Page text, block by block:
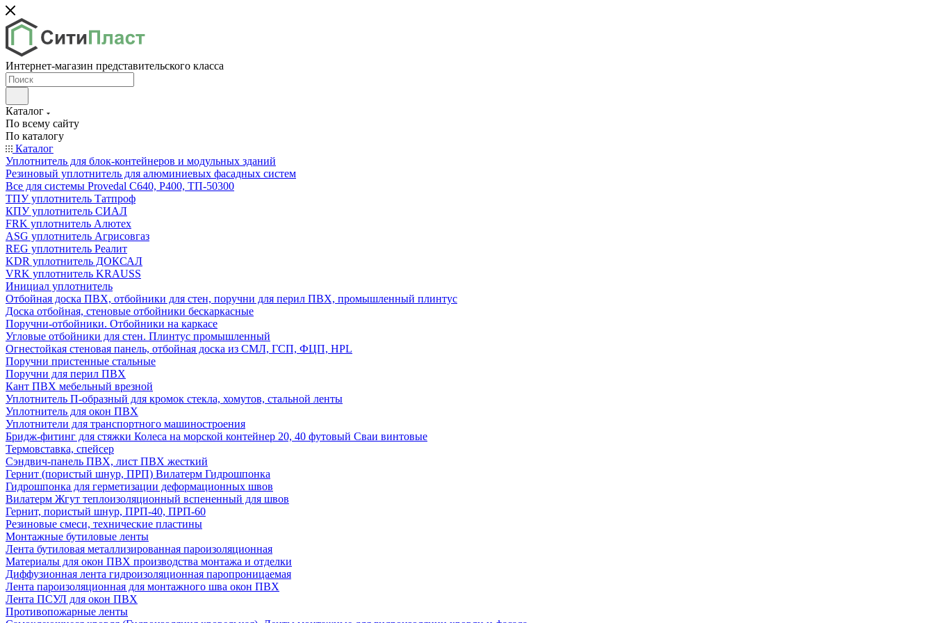
Интернет-магазин представительского класса
Каталог
По всему сайту
По каталогу
Каталог
Уплотнитель для блок-контейнеров и модульных зданий
Резиновый уплотнитель для алюминиевых фасадных систем
Все для системы Provedal С640, Р400, ТП-50300
ТПУ уплотнитель Татпроф
КПУ уплотнитель СИАЛ
FRK уплотнитель Алютех
ASG уплотнитель Агрисовгаз
REG уплотнитель Реалит
KDR уплотнитель ДОКСАЛ
VRK уплотнитель KRAUSS
Инициал уплотнитель
Отбойная доска ПВХ, отбойники для стен, поручни для перил ПВХ, промышленный плинтус
Доска отбойная, стеновые отбойники бескаркасные
Поручни-отбойники. Отбойники на каркасе
Угловые отбойники для стен. Плинтус промышленный
Огнестойкая стеновая панель, отбойная доска из СМЛ, ГСП, ФЦП, HPL
Поручни пристенные стальные
Поручни для перил ПВХ
Кант ПВХ мебельный врезной
Уплотнитель П-образный для кромок стекла, хомутов, стальной ленты
Уплотнитель для окон ПВХ
Уплотнители для транспортного машиностроения
Бридж-фитинг для стяжки Колеса на морской контейнер 20, 40 футовый Сваи винтовые
Термовставка, спейсер
Сэндвич-панель ПВХ, лист ПВХ жесткий
Гернит (пористый шнур, ПРП) Вилатерм Гидрошпонка
Гидрошпонка для герметизации деформационных швов
Вилатерм Жгут теплоизоляционный вспененный для швов
Гернит, пористый шнур, ПРП-40, ПРП-60
Резиновые смеси, технические пластины
Монтажные бутиловые ленты
Лента бутиловая металлизированная пароизоляционная
Материалы для окон ПВХ производства монтажа и отделки
Диффузионная лента гидроизоляционная паропроницаемая
Лента пароизоляционная для монтажного шва окон ПВХ
Лента ПСУЛ для окон ПВХ
Противопожарные ленты